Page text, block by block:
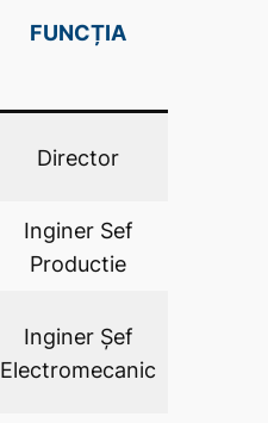
FUNCȚIA
Director
Inginer Sef
Productie
Inginer Şef
Electromecanic